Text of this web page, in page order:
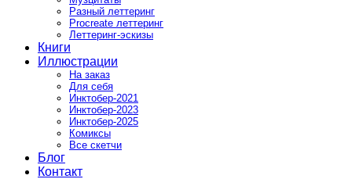
Разный леттеринг
Procreate леттеринг
Леттеринг-эскизы
Книги
Иллюстрации
На заказ
Для себя
Инктобер-2021
Инктобер-2023
Инктобер-2025
Комиксы
Все скетчи
Блог
Контакт